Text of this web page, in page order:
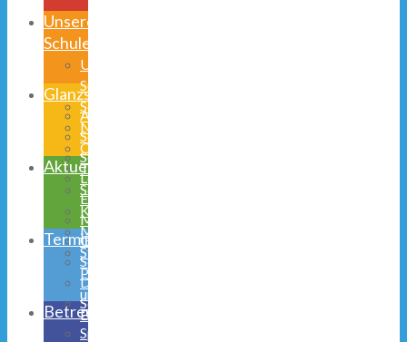
Unsere
Schule
Unsere
Schulhand
Schulprogramm
Niedernetphen
Obernetphen
Team
Schulmitwirkung
Kooperationen
Medienerziehung
Stunden-,
Pausen-
und
Busfahrzeiten
Glanzstücke
AGs
Schulsozialarbeit
Schülerparlament
Lego
Education
Musical
Galerie
Schulhund
Digitalisierung
Schulsozialarbeit
Aktuelles
Termine
Betreuung
Speiseplan